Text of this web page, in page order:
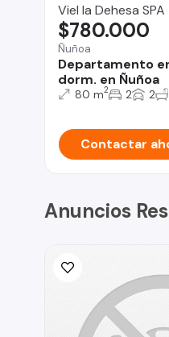
Viel la Dehesa SPA
Ñuñoa
Departamento
dorm. en Ñuñoa
$780.000
80 m2 2 2
Contactar
Anuncios